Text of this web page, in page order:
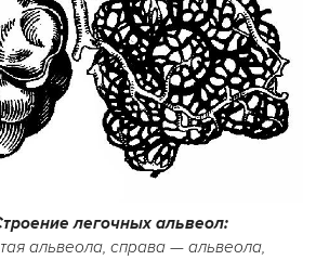
легочных альвеол:
альвеола, справа — альвеола,